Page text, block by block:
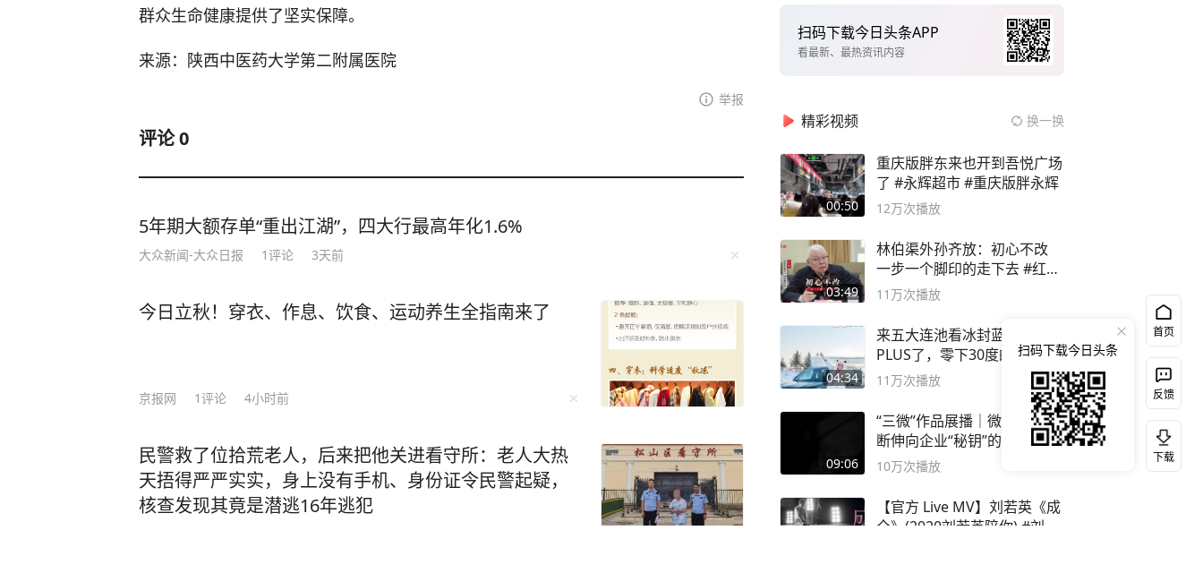
群众生命健康提供了坚实保障。
来源：陕西中医药大学第二附属医院
举报
评论0
5年期大额存单“重出江湖”，四大行最高年化1.6%
大众新闻-大众日报 1评论 3天前
今日立秋！穿衣、作息、饮食、运动养生全指南来了
京报网 1评论 4小时前
民警救了位拾荒老人，后来把他关进看守所：老人大热
天捂得严严实实，身上没有手机、身份证令民警起疑，
核查发现其竟是潜逃16年逃犯
扫码下载今日头条APP
看最新、最热资讯内容
精彩视频 换一换
00:50
重庆版胖东来也开到吾悦广场
了 #永辉超市 #重庆版胖永辉
12万次播放
03:49
林伯渠外孙齐放：初心不改
一步一个脚印的走下去 #红船
论坛
11万次播放
04:34
来五大连池看冰封蓝电E5
PLUS了，零下30度的双重冰
封40小时全录
11万次播放
09:06
“三微”作品展播｜微视频：斩
断伸向企业“秘钥”的黑手
10万次播放
【官方 Live MV】刘若英《成
全》(2020刘若英陪你) #刘若
首页
反馈
下载
扫码下载今日头条